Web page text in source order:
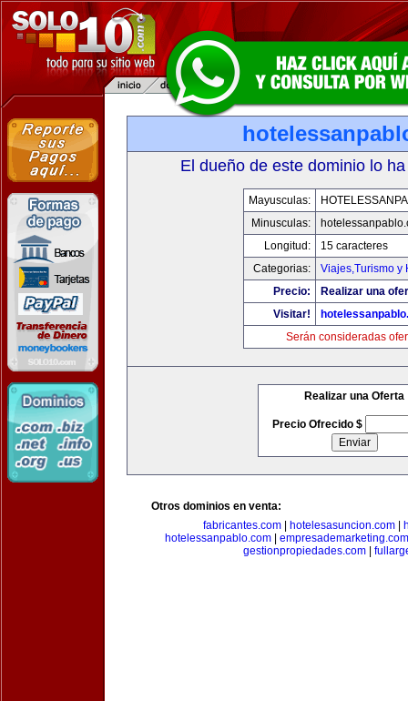
El dueño de este dominio lo
Mayusculas:
Minusculas:
Longitud:
15 caracteres
Categorias:
Viajes,Turismo y
Precio:
Realizar una
Visitar!
Serán consideradas
Realizar una Oferta
Precio Ofrecido $
Otros dominios en venta:
fabricantes.com
hotelesasuncion.com
hotelessanpablo.com| empresademarketing.com
gestionpropiedades.com